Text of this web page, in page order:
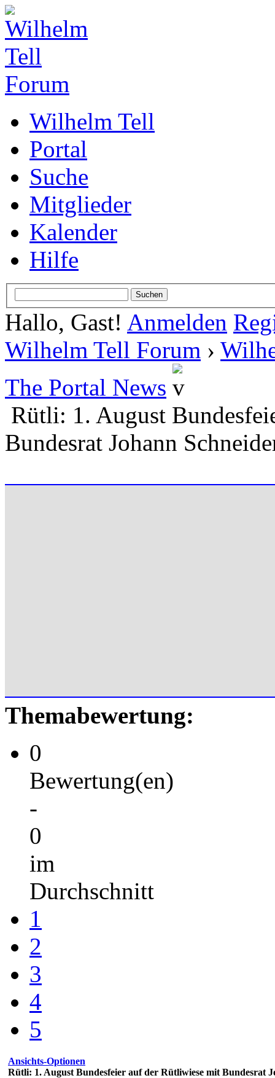
Wilhelm Tell
Portal
Suche
Mitglieder
Kalender
Hilfe
Hallo, Gast! Anmelden
Wilhelm Tell Forum ›
The Portal News
Rütli: 1. August
Bundesrat Johann
Themabewertung:
0
Bewertung(en)
-
0
im
Durchschnitt
1
2
3
4
5
Ansichts-Optionen
Rütli: 1. August Bundesfeier auf der Rütliwiese mit Bundesrat